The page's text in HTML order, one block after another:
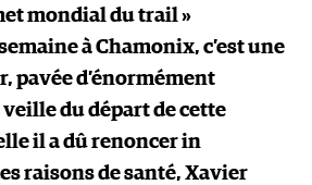
mondial du trail »
à Chamonix, c’est une
pavée d’énormément
veille du départ de cette
il a dû renoncer in
raisons de santé, Xavier